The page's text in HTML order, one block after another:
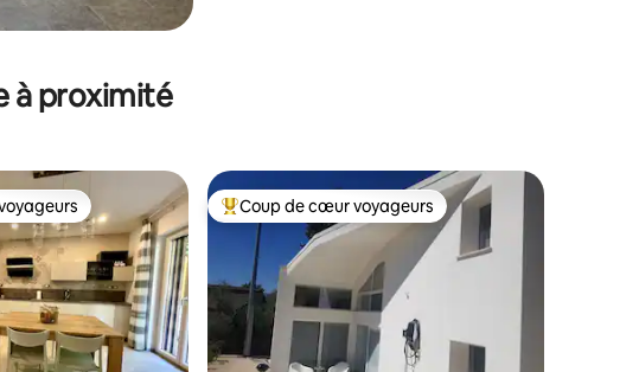
à proximité
les plus appréciés Coups de cœur voyageurs les plus appréciés
Coup de cœur voyageurs